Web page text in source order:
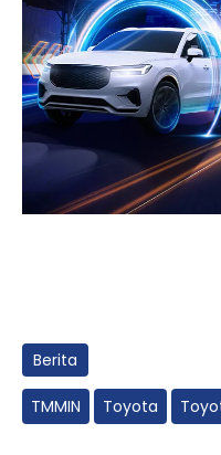
Berita
TMMIN Toyota